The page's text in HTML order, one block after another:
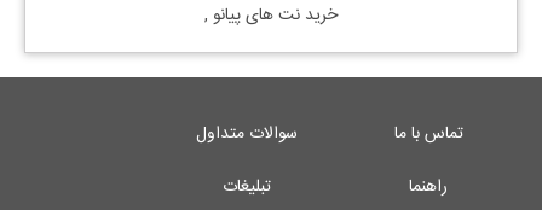
خرید نت هایپیانو ,
تماس با ما
سوالات متداول
راهنما
تبلیغات